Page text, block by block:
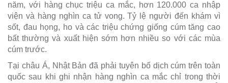
năm, với hàng chục triệu ca mắc, hơn 120.000 ca nhập
viện và hàng nghìn ca tử vong. Tỷ lệ người đến khám vì
sốt, đau họng, ho và các triệu chứng giống cúm tăng cao
bất thường và xuất hiện sớm hơn nhiều so với các mùa
cúm trước.
Tại châu Á, Nhật Bản đã phải tuyên bố dịch cúm trên toàn
quốc sau khi ghi nhận hàng nghìn ca mắc chỉ trong thời